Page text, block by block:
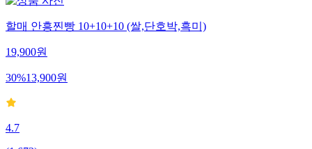
할매 안흥찐빵 10+10+10 (쌀,단호박,흑미)
19,900원
30%13,900원
4.7